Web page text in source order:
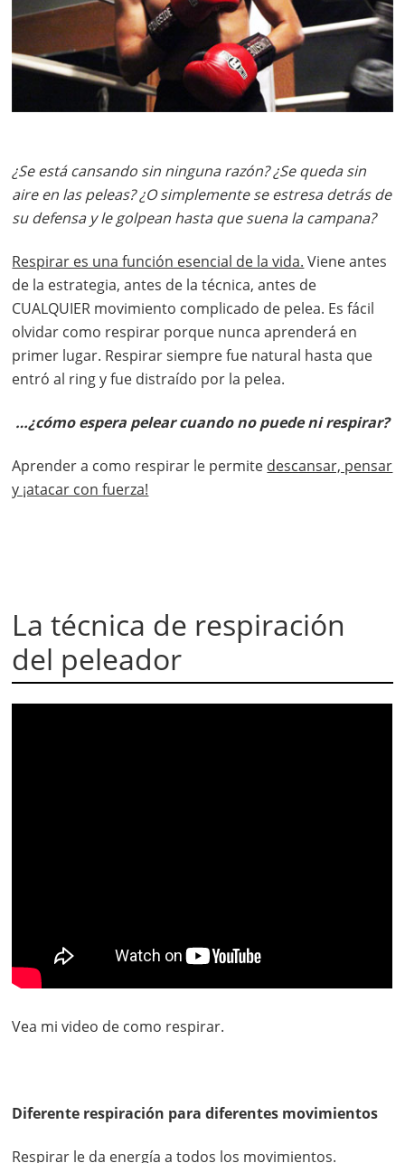
¿Se está cansando sin ninguna razón? ¿Se queda sin
aire en las peleas? ¿O simplemente se estresa detrás de
su defensa y le golpean hasta que suena la campana?
Respirar es una función esencial de la vida. Viene antes
de la estrategia, antes de la técnica, antes de
CUALQUIER movimiento complicado de pelea. Es fácil
olvidar como respirar porque nunca aprenderá en
primer lugar. Respirar siempre fue natural hasta que
entró al ring y fue distraído por la pelea.
…¿cómo espera pelear cuando no puede ni respirar?
Aprender a como respirar le permite descansar, pensar
y ¡atacar con fuerza!
La técnica de respiración
del peleador
Vea mi video de como respirar.
Diferente respiración para diferentes movimientos
Respirar le da energía a todos los movimientos.